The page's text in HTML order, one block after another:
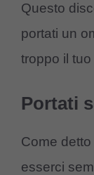
Questo
portati un
troppo il
Portati
Come
esserci